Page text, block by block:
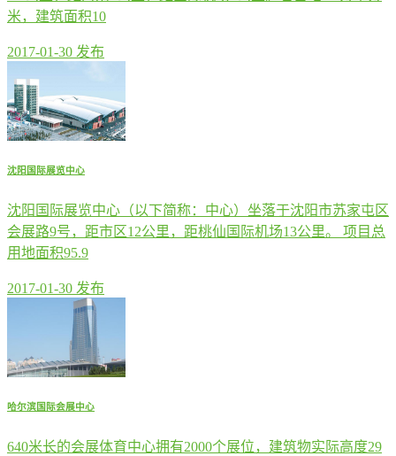
米，建筑面积10
2017-01-30 发布
沈阳国际展览中心
沈阳国际展览中心（以下简称：中心）坐落于沈阳市苏家屯区
会展路9号，距市区12公里，距桃仙国际机场13公里。 项目总
用地面积95.9
2017-01-30 发布
哈尔滨国际会展中心
640米长的会展体育中心拥有2000个展位，建筑物实际高度29